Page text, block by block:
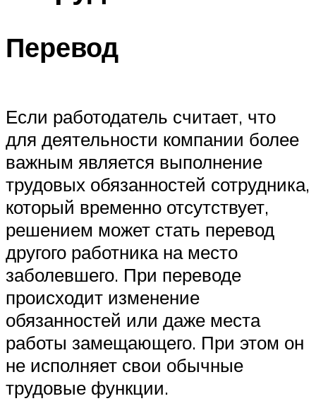
Перевод
Если работодатель считает, что
для деятельности компании более
важным является выполнение
трудовых обязанностей сотрудника,
который временно отсутствует,
решением может стать перевод
другого работника на место
заболевшего. При переводе
происходит изменение
обязанностей или даже места
работы замещающего. При этом он
не исполняет свои обычные
трудовые функции.